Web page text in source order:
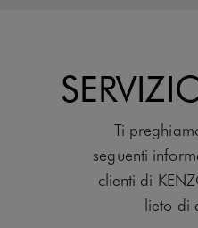
Ti
seguenti
clienti di
lieto di